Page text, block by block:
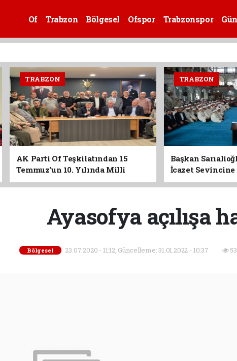
Of Trabzon Bölgesel Ofspor Trabzonspor
TRABZON
AK Parti Of Teşkilatından 15
Temmuz'un 10. Yılında Milli
Birlik Vurgusu
TRABZON
Başkan
İcazet Sevincine
Ayasofya açılışa
Bölgesel 23.07.2020 - 11:12, Güncelleme: 31.01.2022 - 10:37